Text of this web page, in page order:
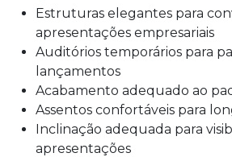
Estruturas elegantes para
apresentações empresariais
Auditórios temporários para
lançamentos
Acabamento adequado ao
Assentos confortáveis para
Inclinação adequada para
apresentações